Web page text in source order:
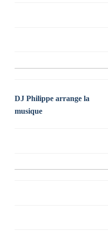
DJ Philippe arrange la
musique